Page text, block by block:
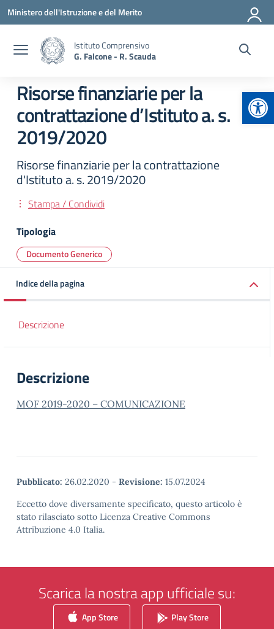
Vai ai contenuti
Vai al menu di navigazione
Vai al footer
Ministero dell'Istruzione e del Merito
Istituto Comprensivo
G. Falcone - R. Scauda
Risorse finanziarie per la
contrattazione d’Istituto a. s.
2019/2020
Risorse finanziarie per la contrattazione
d'Istituto a. s. 2019/2020
Stampa / Condividi
Tipologia
Documento Generico
Indice della pagina
Descrizione
Descrizione
MOF 2019-2020 – COMUNICAZIONE
Pubblicato: 26.02.2020 - Revisione: 15.07.2024
Eccetto dove diversamente specificato, questo articolo è
stato rilasciato sotto Licenza Creative Commons
Attribuzione 4.0 Italia.
Scarica la nostra app ufficiale su:
App Store Play Store